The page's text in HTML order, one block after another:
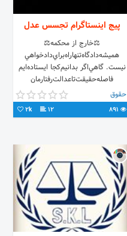
پیج اینستاگرام تجسس عدل
⚖️خارج از محکمه⚖️
هميشه‌دادگاه‌تنها‌راه‌براي‌دادخواهي‌
نيست. گاهي‌اگر بدانيم‌كجا ايستاده‌ایم‌
فاصله‌حقيقت‌تا‌عدالت‌رفتارمان‌
دقيقاهمان‌حق‌است.
حقوق
12
2k